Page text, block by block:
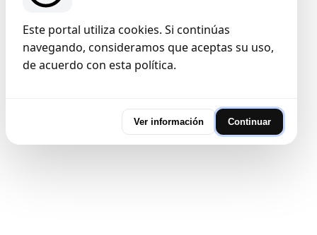
Este portal utiliza cookies. Si continúas
navegando, consideramos que aceptas su uso,
de acuerdo con esta política.
Ver información Continuar